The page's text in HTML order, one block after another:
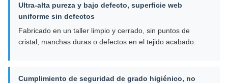
Ultra-alta pureza y bajo defecto, superficie web
uniforme sin defectos
Fabricado en un taller limpio y cerrado, sin puntos de
cristal, manchas duras o defectos en el tejido acabado.
Cumplimiento de seguridad de grado higiénico, no